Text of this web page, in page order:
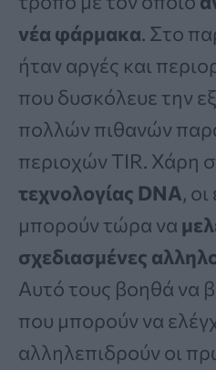
νέα φάρμακα. Στο
ήταν αργές και
που δυσκόλευε την
πολλών πιθανών
περιοχών TIR. Χάρη
τεχνολογίας DNA,
μπορούν τώρα να
σχεδιασμένες
Αυτό τους βοηθά να
που μπορούν να
αλληλεπιδρούν οι